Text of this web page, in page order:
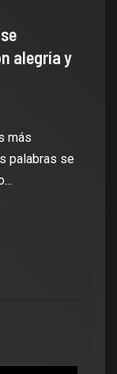
alegría y
más
palabras se